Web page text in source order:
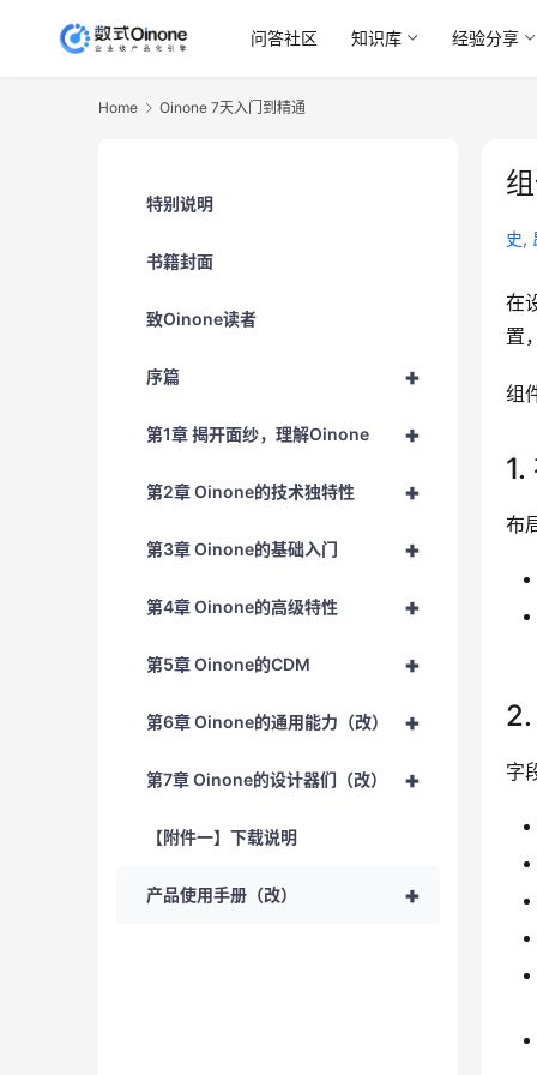
问答社区 知识库 经验分享
Home Oinone 7天入门到精通
史,
在
置
组
1.
布
字
特别说明
书籍封面
致Oinone读者
+
序篇
+
第1章 揭开面纱，理解Oinone
+
第2章 Oinone的技术独特性
+
第3章 Oinone的基础入门
+
第4章 Oinone的高级特性
+
第5章 Oinone的CDM
+
第6章 Oinone的通用能力（改）
+
第7章 Oinone的设计器们（改）
【附件一】下载说明
+
产品使用手册（改）